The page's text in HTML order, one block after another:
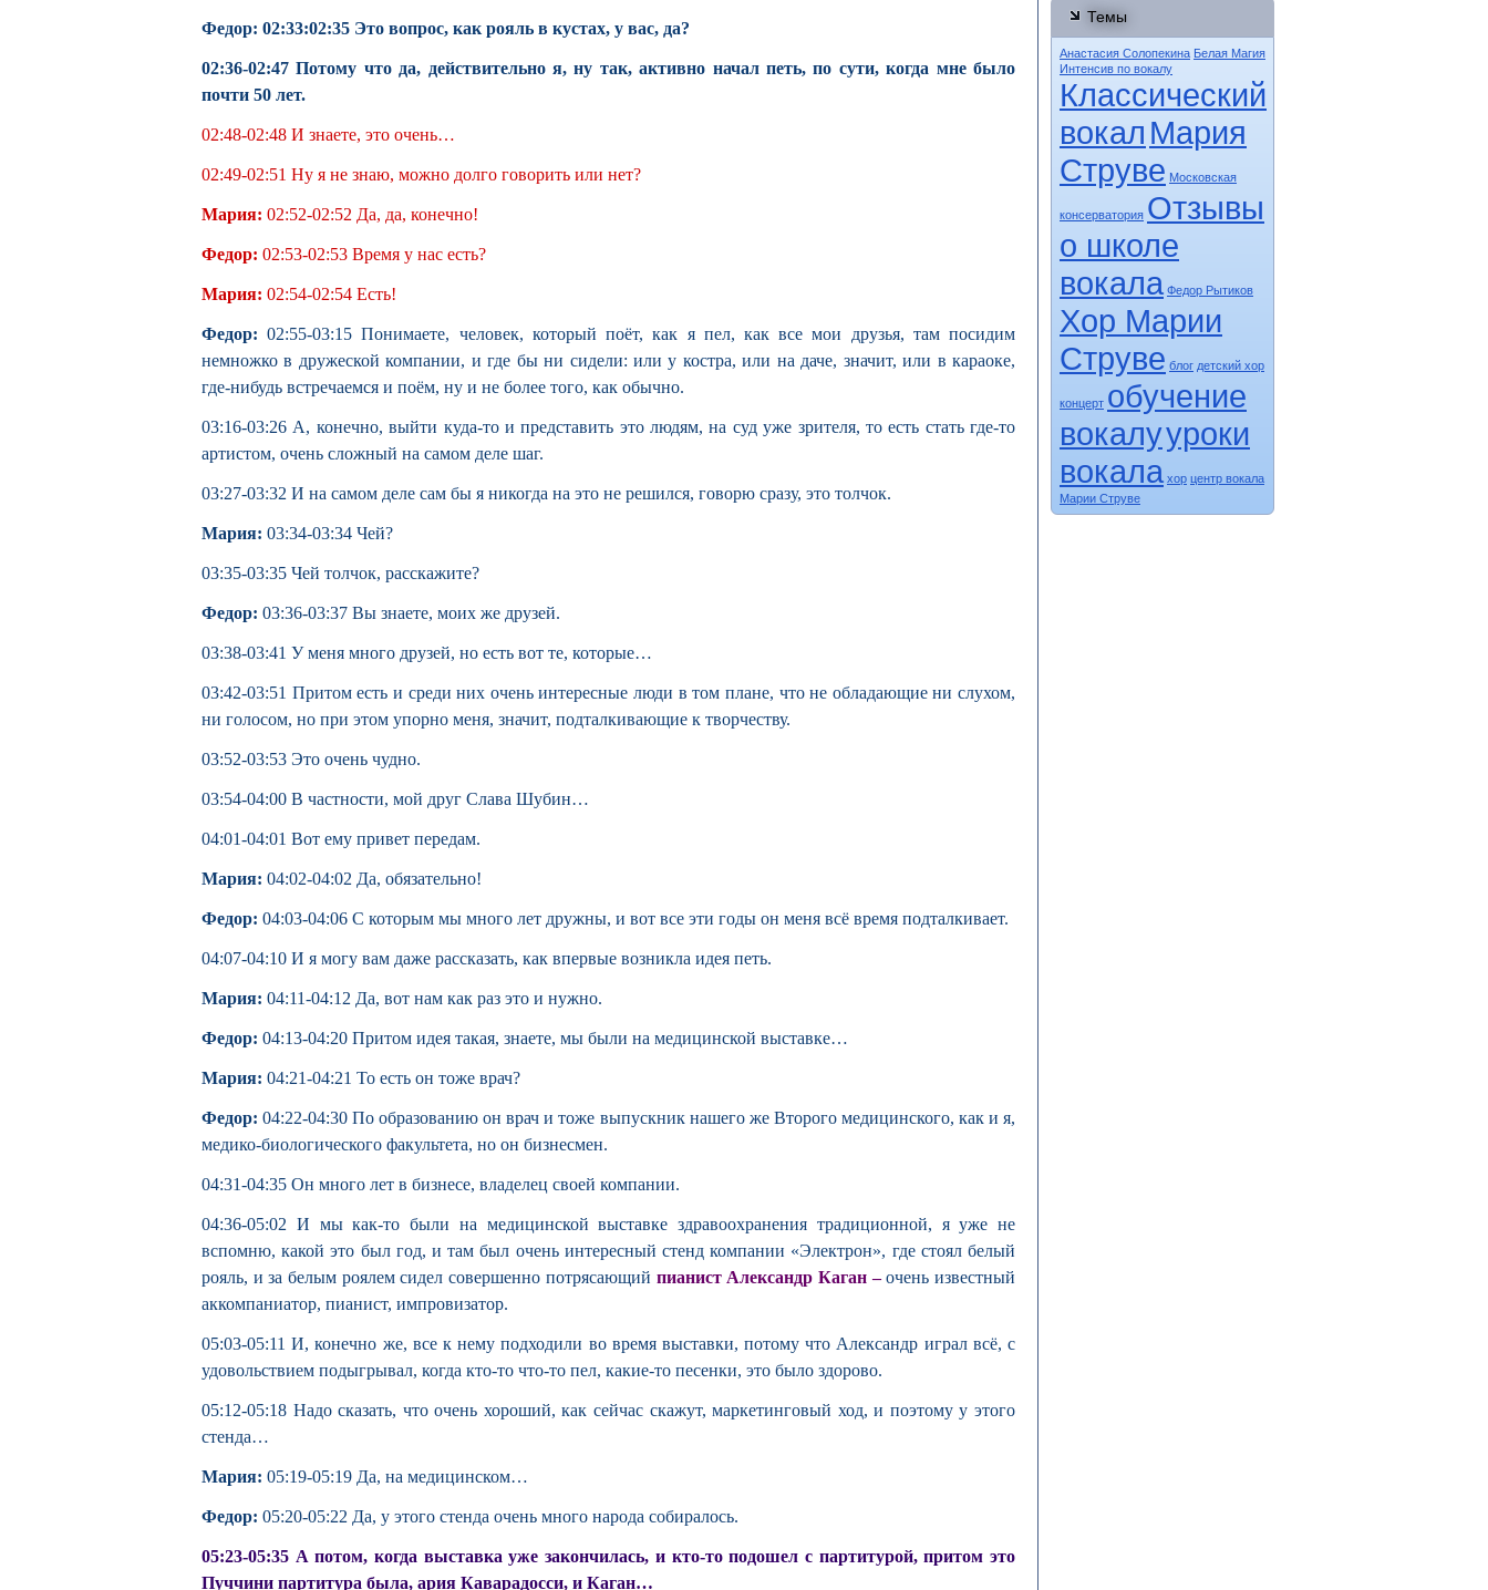
Федор: 02:33:02:35 Это вопрос, как рояль в кустах, у вас, да?
02:36-02:47 Потому что да, действительно я, ну так, активно начал петь, по сути, когда мне было
почти 50 лет.
02:48-02:48 И знаете, это очень…
02:49-02:51 Ну я не знаю, можно долго говорить или нет?
Мария: 02:52-02:52 Да, да, конечно!
Федор: 02:53-02:53 Время у нас есть?
Мария: 02:54-02:54 Есть!
Федор: 02:55-03:15 Понимаете, человек, который поёт, как я пел, как все мои друзья, там посидим
немножко в дружеской компании, и где бы ни сидели: или у костра, или на даче, значит, или в караоке,
где-нибудь встречаемся и поём, ну и не более того, как обычно.
03:16-03:26 А, конечно, выйти куда-то и представить это людям, на суд уже зрителя, то есть стать где-то
артистом, очень сложный на самом деле шаг.
03:27-03:32 И на самом деле сам бы я никогда на это не решился, говорю сразу, это толчок.
Мария: 03:34-03:34 Чей?
03:35-03:35 Чей толчок, расскажите?
Федор: 03:36-03:37 Вы знаете, моих же друзей.
03:38-03:41 У меня много друзей, но есть вот те, которые…
03:42-03:51 Притом есть и среди них очень интересные люди в том плане, что не обладающие ни слухом,
ни голосом, но при этом упорно меня, значит, подталкивающие к творчеству.
03:52-03:53 Это очень чудно.
03:54-04:00 В частности, мой друг Слава Шубин…
04:01-04:01 Вот ему привет передам.
Мария: 04:02-04:02 Да, обязательно!
Федор: 04:03-04:06 С которым мы много лет дружны, и вот все эти годы он меня всё время подталкивает.
04:07-04:10 И я могу вам даже рассказать, как впервые возникла идея петь.
Мария: 04:11-04:12 Да, вот нам как раз это и нужно.
Федор: 04:13-04:20 Притом идея такая, знаете, мы были на медицинской выставке…
Мария: 04:21-04:21 То есть он тоже врач?
Федор: 04:22-04:30 По образованию он врач и тоже выпускник нашего же Второго медицинского, как и я,
медико-биологического факультета, но он бизнесмен.
04:31-04:35 Он много лет в бизнесе, владелец своей компании.
04:36-05:02 И мы как-то были на медицинской выставке здравоохранения традиционной, я уже не
вспомню, какой это был год, и там был очень интересный стенд компании «Электрон», где стоял белый
рояль, и за белым роялем сидел совершенно потрясающий пианист Александр Каган –очень известный
аккомпаниатор, пианист, импровизатор.
05:03-05:11 И, конечно же, все к нему подходили во время выставки, потому что Александр играл всё, с
удовольствием подыгрывал, когда кто-то что-то пел, какие-то песенки, это было здорово.
05:12-05:18 Надо сказать, что очень хороший, как сейчас скажут, маркетинговый ход, и поэтому у этого
стенда…
Мария: 05:19-05:19 Да, на медицинском…
Федор: 05:20-05:22 Да, у этого стенда очень много народа собиралось.
05:23-05:35 А потом, когда выставка уже закончилась, и кто-то подошел с партитурой, притом это
Пуччини партитура была, ария Каварадосси, и Каган…
Темы
Анастасия Солопекина Белая Магия
Интенсив по вокалу
Классический
вокал Мария
Струве Московская
консерватория Отзывы
о школе
вокала Федор Рытиков
Хор Марии
Струве блог детский хор
концерт обучение
вокалууроки
вокала хор центр вокала
Марии Струве